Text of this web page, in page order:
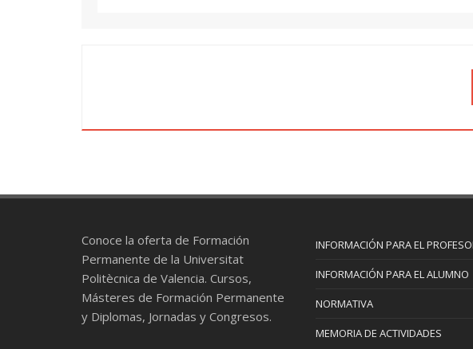
Conoce la oferta de Formación
Permanente de la Universitat
Politècnica de Valencia. Cursos,
Másteres de Formación Permanente
y Diplomas, Jornadas y Congresos.
INFORMACIÓN PARA EL
INFORMACIÓN PARA EL ALUMNO
NORMATIVA
MEMORIA DE ACTIVIDADES